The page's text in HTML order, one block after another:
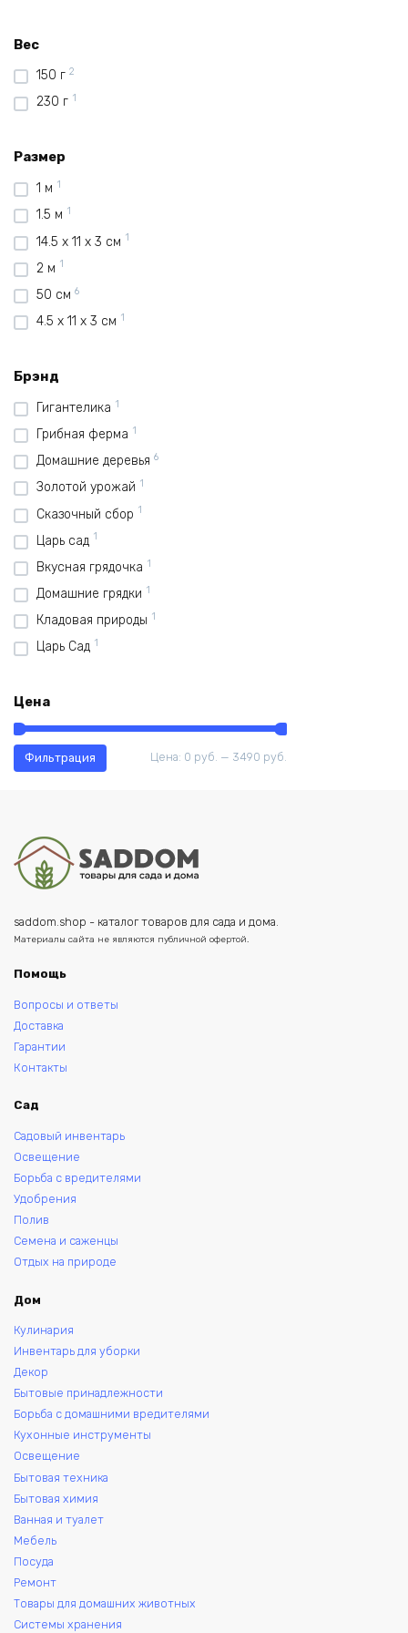
Вес
150 г 2
230 г 1
Размер
1 м 1
1.5 м 1
14.5 х 11 х 3 см 1
2 м 1
50 см 6
4.5 х 11 х 3 см 1
Брэнд
Гигантелика 1
Грибная ферма 1
Домашние деревья 6
Золотой урожай 1
Сказочный сбор 1
Царь сад 1
Вкусная грядочка 1
Домашние грядки 1
Кладовая природы 1
Царь Сад 1
Цена
Фильтрация Цена: 0 руб. — 3490 руб.
saddom.shop - каталог товаров для сада и дома.
Материалы сайта не являются публичной офертой.
Помощь
Вопросы и ответы
Доставка
Гарантии
Контакты
Сад
Садовый инвентарь
Освещение
Борьба с вредителями
Удобрения
Полив
Семена и саженцы
Отдых на природе
Дом
Кулинария
Инвентарь для уборки
Декор
Бытовые принадлежности
Борьба с домашними вредителями
Кухонные инструменты
Освещение
Бытовая техника
Бытовая химия
Ванная и туалет
Мебель
Посуда
Ремонт
Товары для домашних животных
Системы хранения